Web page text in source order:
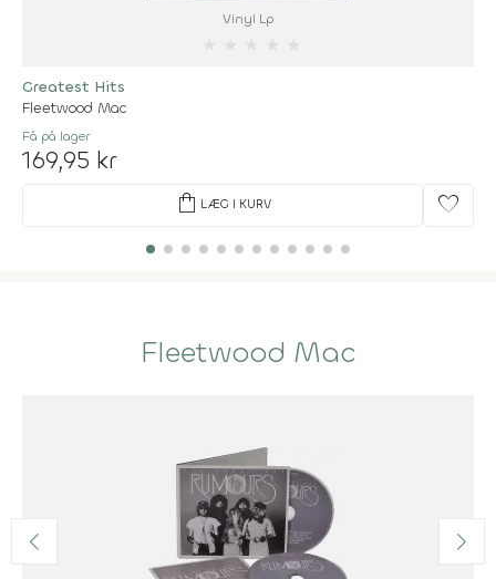
Vinyl Lp
Greatest Hits
Fleetwood Mac
Få på lager
169,95 kr
shopping_bag LÆG I KURV favorite
Fleetwood Mac